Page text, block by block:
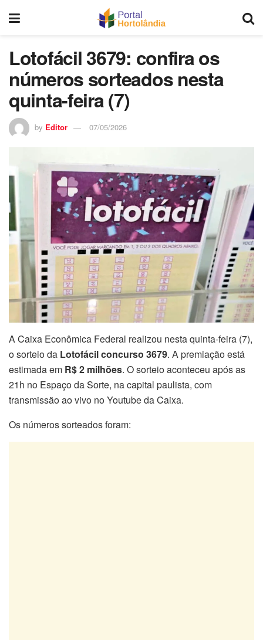
Lotofácil 3679: confira os
números sorteados nesta
quinta-feira (7)
by Editor 07/05/2026
A Caixa Econômica Federal realizou nesta quinta-feira (7),
o sorteio da Lotofácil concurso 3679. A premiação está
estimada em R$ 2 milhões. O sorteio aconteceu após as
21h no Espaço da Sorte, na capital paulista, com
transmissão ao vivo no Youtube da Caixa.
Os números sorteados foram: